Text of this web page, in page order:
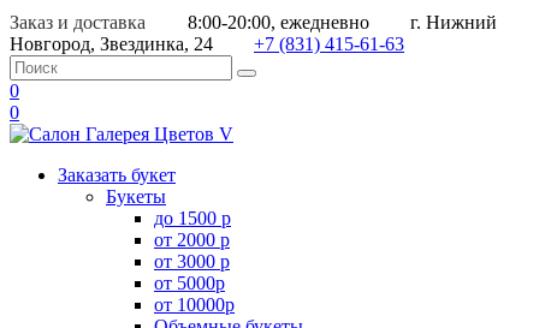
Заказ и доставка 8:00-20:00, ежедневно
г. Нижний
Новгород, Звездинка, 24
+7 (831) 415-61-63
0
0
Заказать букет
Букеты
до 1500 р
от 2000 р
от 3000 р
от 5000р
от 10000р